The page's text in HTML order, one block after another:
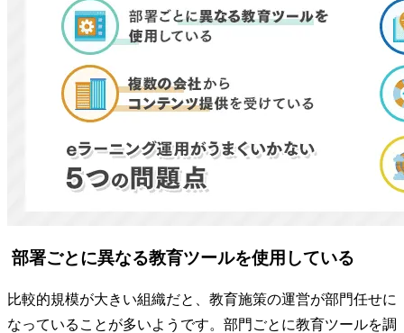
部署ごとに異なる教育ツールを使用している
比較的規模が大きい組織だと、教育施策の運営が部門任せに
なっていることが多いようです。部門ごとに教育ツールを調